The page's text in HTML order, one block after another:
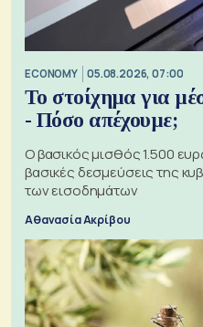
ECONOMY 05.08.2026, 07:00
Το στοίχημα για
- Πόσο απέχουμε;
Ο βασικός μισθός 1.500
βασικές δεσμεύσεις της
των εισοδημάτων
Αθανασία Ακρίβου